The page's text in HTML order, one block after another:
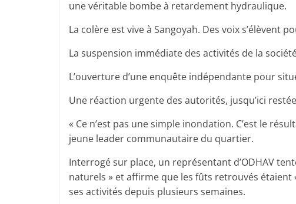
une véritable bombe à retardement hydraulique.
La colère est vive à Sangoyah. Des voix s’élèvent
La suspension immédiate des activités de la
L’ouverture d’une enquête indépendante pour
Une réaction urgente des autorités, jusqu’ici
« Ce n’est pas une simple inondation. C’est le
jeune leader communautaire du quartier.
Interrogé sur place, un représentant d’ODHAV
naturels » et affirme que les fûts retrouvés étaient
ses activités depuis plusieurs semaines.